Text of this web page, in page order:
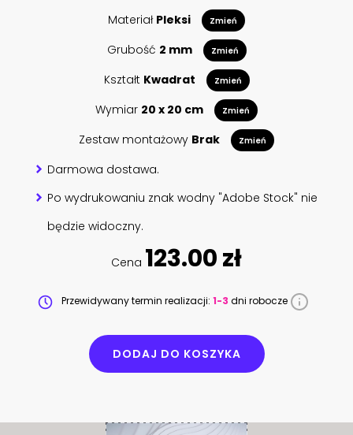
Materiał Pleksi Zmień
Grubość 2 mm Zmień
Kształt Kwadrat Zmień
Wymiar 20 x 20 cm Zmień
Zestaw montażowy Brak Zmień
Darmowa dostawa.
Po wydrukowaniu znak wodny "Adobe Stock" nie
będzie widoczny.
Cena 123.00 zł
Przewidywany termin realizacji: 1-3 dni robocze
DODAJ DO KOSZYKA